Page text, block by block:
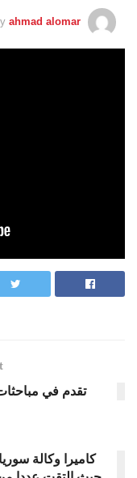
ahmad alomar
تقدم في
كاميرا وكالة